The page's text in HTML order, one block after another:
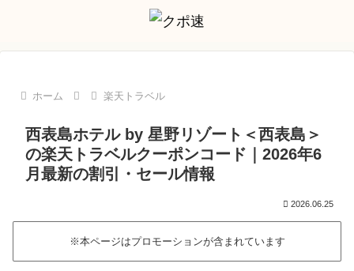
ホーム 楽天トラベル
西表島ホテル by 星野リゾート＜西表島＞
の楽天トラベルクーポンコード｜2026年6
月最新の割引・セール情報
2026.06.25
※本ページはプロモーションが含まれています